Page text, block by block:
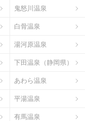
鬼怒川温泉
白骨温泉
湯河原温泉
下田温泉（静岡県）
あわら温泉
平湯温泉
有馬温泉